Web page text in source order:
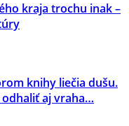
kraja trochu inak –
knihy liečia dušu.
aj vraha…